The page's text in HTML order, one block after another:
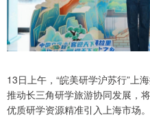
13日上午，“皖美研学沪苏行”上
推动长三角研学旅游协同发展，
优质研学资源精准引入上海市场。